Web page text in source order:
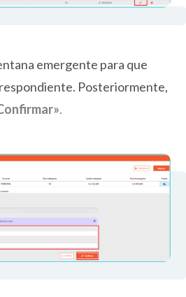
emergente para que
Posteriormente,
.